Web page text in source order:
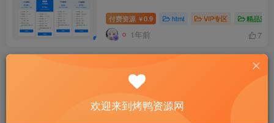
付费资源 ￥0.9 html VIP专区 精品源码
1年前 7
自适应网址导航网站发布页单页网页模
板html静态无后台源码
3年前
欢迎来到烤鸭资源网